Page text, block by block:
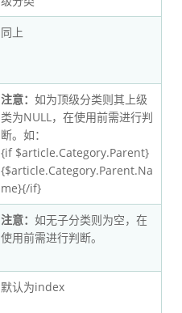
同上
注意： 如为顶级分类则其上级
类为NULL，在使用前需进行判
断。如：
{if $article.Category.Parent}
{$article.Category.Parent.Na
me}{/if}
注意： 如无子分类则为空，在
使用前需进行判断。
默认为index